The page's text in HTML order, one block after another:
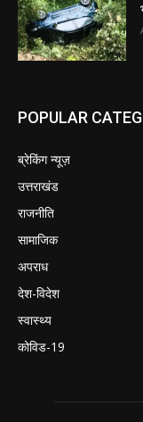
POPULAR
ब्रेकिंग न्यूज़
उत्तराखंड
राजनीति
सामाजिक
अपराध
देश-विदेश
स्वास्थ्य
कोविड-19